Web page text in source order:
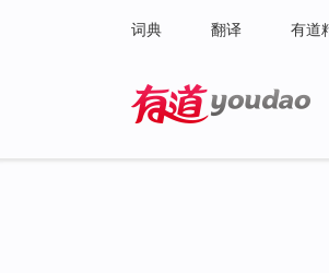
词典 翻译 有道